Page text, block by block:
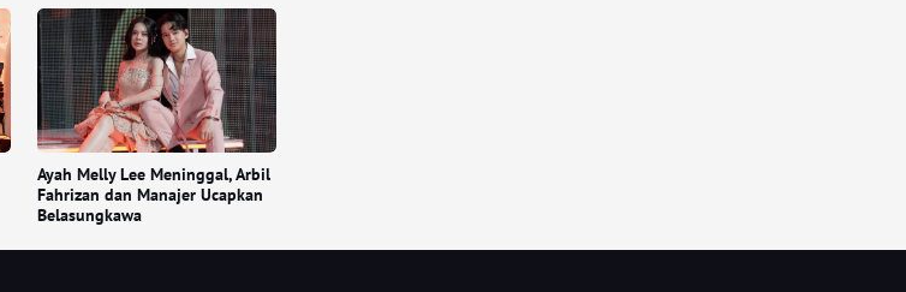
Ayah Melly Lee Meninggal, Arbil
Fahrizan dan Manajer Ucapkan
Belasungkawa